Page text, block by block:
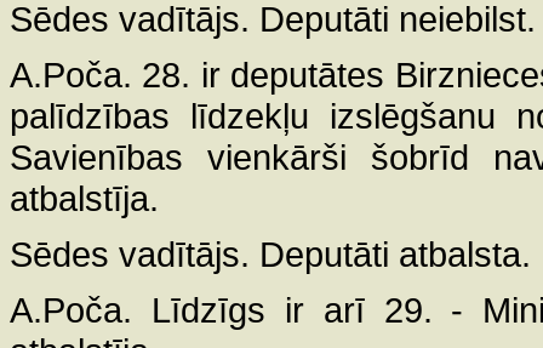
Sēdes vadītājs. Deputāti neiebilst.
A.Poča. 28. ir deputātes
palīdzības līdzekļu izslēgšanu
Savienības vienkārši šobrīd
atbalstīja.
Sēdes vadītājs. Deputāti atbalsta.
A.Poča. Līdzīgs ir arī 29. -